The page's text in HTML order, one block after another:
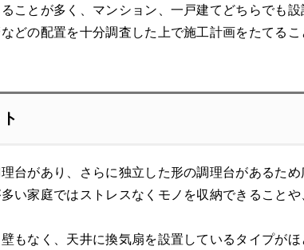
ことが多く、マンション、一戸建てどちらでも
どの配置を十分調査した上で施工計画をたてるこ
台があり、さらに独立した形の調理台があるた
い家庭ではストレスなくモノを収納できること
もなく、天井に換気扇を設置しているタイプが